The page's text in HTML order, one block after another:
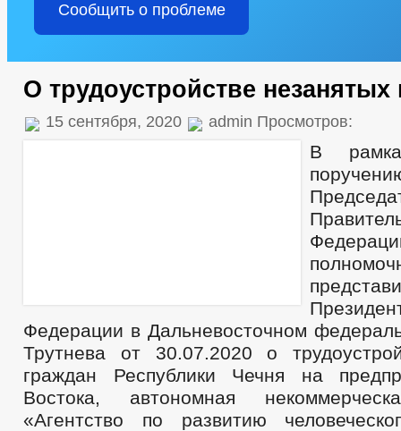
Сообщить о проблеме
О трудоустройстве незанятых
15 сентября, 2020 admin Просмотров:
В
Федерации в Дальневосточном
Трутнева от 30.07.2020 о
граждан Республики Чечня на
Востока, автономная
«Агентство по развитию